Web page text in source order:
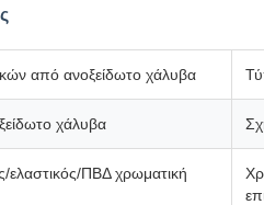
από ανοξείδωτο χάλυβα
χάλυβα
ελαστικός/ΠΒΔ χρωματική